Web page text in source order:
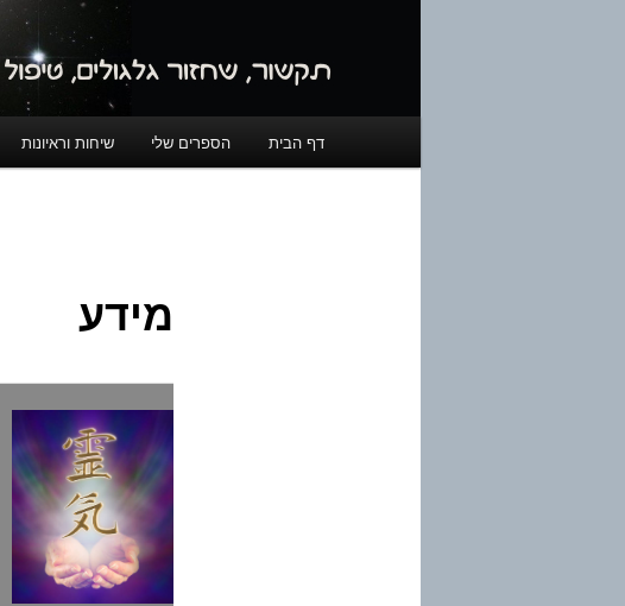
דף הבית הספרים שלי שיחות וראיונות
מידע